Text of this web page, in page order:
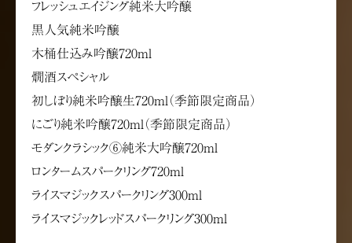
フレッシュエイジング純米大吟醸
黒人気純米吟醸
木桶仕込み吟醸720ml
燗酒スペシャル
初しぼり純米吟醸生720ml（季節限定商品）
にごり純米吟醸720ml（季節限定商品）
モダンクラシック⑥純米大吟醸720ml
ロンタームスパークリング720ml
ライスマジックスパークリング300ml
ライスマジックレッドスパークリング300ml